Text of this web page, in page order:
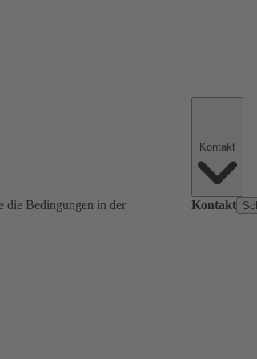
die Bedingungen in der
Kontakt